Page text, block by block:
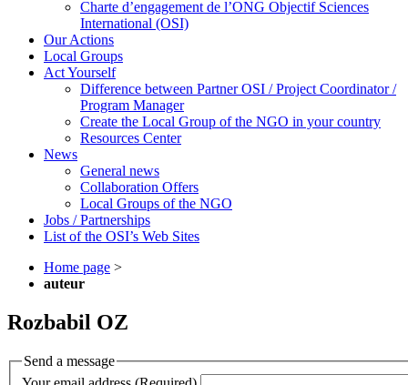
Charte d’engagement de l’ONG Objectif Sciences
International (OSI)
Our Actions
Local Groups
Act Yourself
Difference between Partner OSI / Project Coordinator /
Program Manager
Create the Local Group of the NGO in your country
Resources Center
News
General news
Collaboration Offers
Local Groups of the NGO
Jobs / Partnerships
List of the OSI’s Web Sites
Home page >
auteur
Rozbabil OZ
Send a message